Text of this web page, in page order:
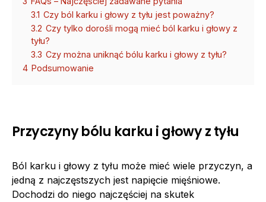
3.1 Czy ból karku i głowy z tyłu jest poważny?
3.2 Czy tylko dorośli mogą mieć ból karku i głowy z
tyłu?
3.3 Czy można uniknąć bólu karku i głowy z tyłu?
4 Podsumowanie
Przyczyny bólu karku i głowy z tyłu
Ból karku i głowy z tyłu może mieć wiele przyczyn, a
jedną z najczęstszych jest napięcie mięśniowe.
Dochodzi do niego najczęściej na skutek